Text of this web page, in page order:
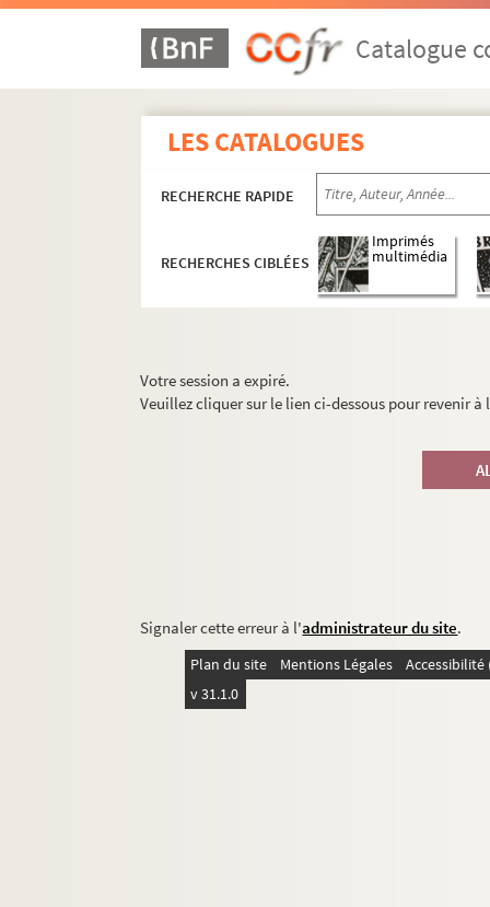
Catalogue
LES CATALOGUES
RECHERCHE RAPIDE
RECHERCHES CIBLÉES
Imprimés
multimédia
Votre session a expiré.
Veuillez cliquer sur le lien ci-dessous pour revenir
Signaler cette erreur à l'administrateur du site.
Plan du site Mentions Légales
v 31.1.0